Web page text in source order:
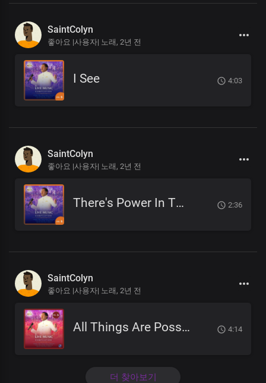
SaintColyn
좋아요 |사용자| 노래, 2년 전
I See 4:03
SaintColyn
좋아요 |사용자| 노래, 2년 전
There's Power In This Place 2:36
SaintColyn
좋아요 |사용자| 노래, 2년 전
All Things Are Possible 4:14
더 찾아보기